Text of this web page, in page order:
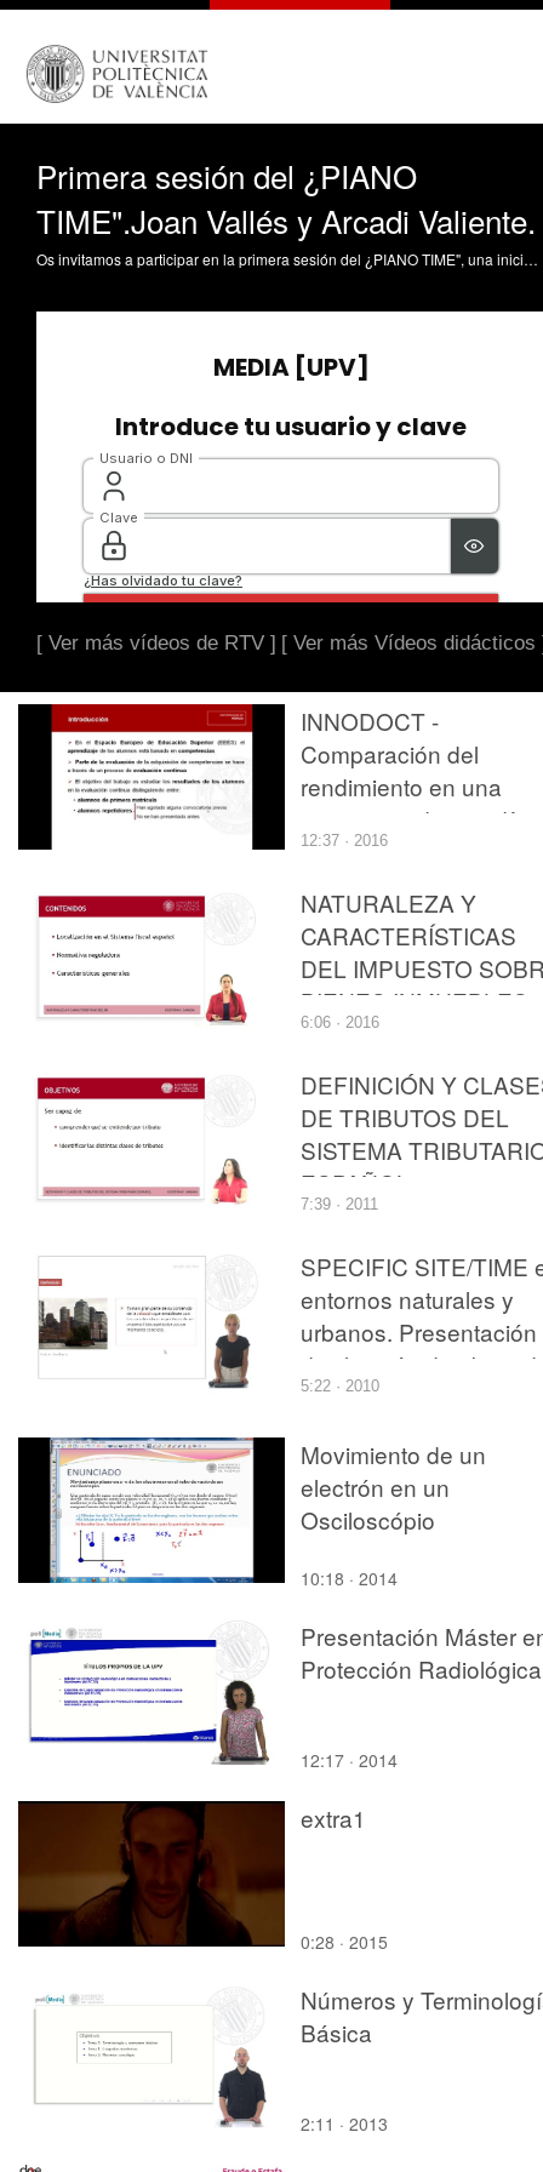
Primera sesión del ¿PIANO
TIME".Joan Vallés y Arcadi Valiente.
Os invitamos a participar en la primera sesión del ¿PIANO TIME", una iniciativa conjunta de la ETSA y la ETSIAMN destinada a promover la cultura musical en nuestra comunidad universitaria. Cada sesión se estructura en una primera parte de actuación espontánea de alumnos y personal universitario, seguida de un mini-concierto a cargo de un artista invitado. En esta ocasión contaremos con la presencia de Joan Vallés y Arcadi Valiente, destacados representantes de la Nova Cançó, y referentes en nuestro país de la Chanson Française. Jueves 9 de junio, de 12:00 a 13:00 Aula Magna de la ETSA, Edificio 2F
[ Ver más vídeos de RTV ] [ Ver más Vídeos didácticos
INNODOCT -
Comparación del
rendimiento en una
asignatura de
de los alumnos de
repetidores
12:37 · 2016
NATURALEZA Y
CARACTERÍSTICAS
DEL IMPUESTO
BIENES INMUEBLES
(IBI)
6:06 · 2016
DEFINICIÓN Y
DE TRIBUTOS DEL
SISTEMA
ESPAÑOL
7:39 · 2011
SPECIFIC SITE/TIME
entornos naturales y
urbanos. Presentación
divulgación de obras
arte
5:22 · 2010
Movimiento de un
electrón en un
Osciloscópio
10:18 · 2014
Presentación Máster
Protección Radiológica
12:17 · 2014
extra1
0:28 · 2015
Números y
Básica
2:11 · 2013